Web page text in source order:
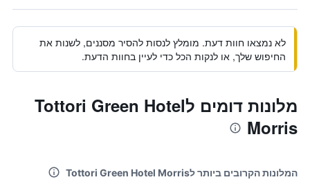
לא נמצאו חוות דעת. מומלץ לנסות להסיר מסננים, לשנות את
החיפוש שלך, או לנקות הכל כדי לעיין בחוות הדעת.
מלונות דומים לTottori Green Hotel
Morris
המלונות הקרובים ביותר לTottori Green Hotel Morris